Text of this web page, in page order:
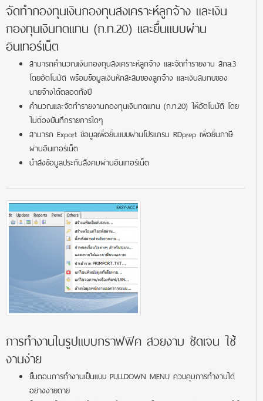
จัดทำกองทุนเงินกองทุนสงเคราะห์ลูกจ้าง และเงิน
กองทุนเงินทดแทน (ก.ท.20) และยื่นแบบผ่าน
อินเทอร์เน็ต
สามารถคำนวณเงินกองทุนสงเคราะห์ลูกจ้าง และจัดทำรายงาน สกล.3
โดยอัตโนมัติ พร้อมข้อมูลเงินหักสะสมของลูกจ้าง และเงินสมทบของ
นายจ้างได้ตลอดทั้งปี
คำนวณและจัดทำรายงานกองทุนเงินทดแทน (ก.ท.20) ให้อัตโนมัติ โดย
ไม่ต้องบันทึกรายการใดๆ
สามารถ Export ข้อมูลเพื่อยื่นแบบผ่านโปรแกรม RDprep เพื่อยื่นภาษี
ผ่านอินเทอร์เน็ต
นำส่งข้อมูลประกันสังคมผ่านอินเทอร์เน็ต
การทำงานในรูปแบบกราฟฟิค สวยงาม ชัดเจน ใช้
งานง่าย
ขั้นตอนการทำงานเป็นแบบ PULLDOWN MENU ควบคุมการทำงานได้
อย่างง่ายดาย